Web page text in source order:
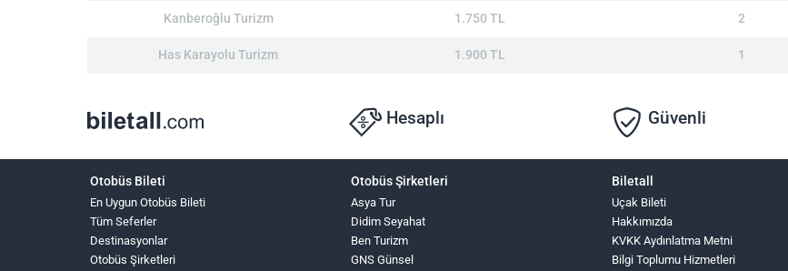
Kanberoğlu Turizm 1.750 TL 2
Has Karayolu Turizm 1.900 TL 1
Hesaplı Güvenli
Otobüs Bileti
En Uygun Otobüs Bileti
Tüm Seferler
Destinasyonlar
Otobüs Şirketleri
Otobüs Şirketleri
Asya Tur
Didim Seyahat
Ben Turizm
GNS Günsel
Biletall
Uçak Bileti
Hakkımızda
KVKK Aydınlatma Metni
Bilgi Toplumu Hizmetleri